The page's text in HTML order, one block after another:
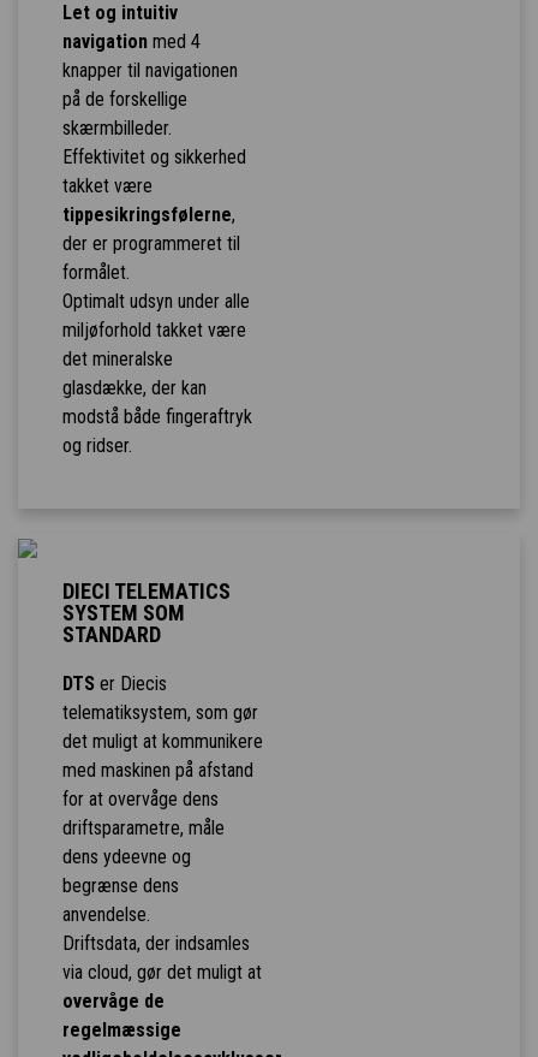
Let og intuitiv
navigationmed 4
knapper til navigationen
på de forskellige
skærmbilleder.
Effektivitet og sikkerhed
takket være
tippesikringsfølerne,
der er programmeret til
formålet.
Optimalt udsyn under alle
miljøforhold takket være
det mineralske
glasdække, der kan
modstå både fingeraftryk
og ridser.
DIECI TELEMATICS
SYSTEM SOM
STANDARD
DTS er Diecis
telematiksystem, som gør
det muligt at kommunikere
med maskinen på afstand
for at overvåge dens
driftsparametre, måle
dens ydeevne og
begrænse dens
anvendelse.
Driftsdata, der indsamles
via cloud, gør det muligt at
overvåge de
regelmæssige